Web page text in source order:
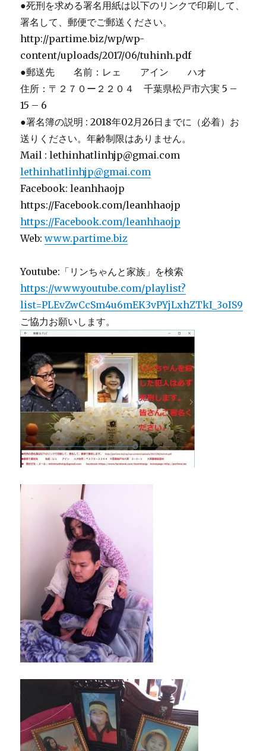
●死刑を求める署名用紙は以下のリンクで印刷して、
署名して、郵便でご郵送ください。
http://partime.biz/wp/wp-
content/uploads/2017/06/tuhinh.pdf
●郵送先 名前：レェ アイン ハオ
住所：〒２７０ー２２０４ 千葉県松戸市六実 5 –
15 – 6
●署名簿の説明 : 2018年02月26日までに（必着）お
送りください。年齢制限はありません。
Mail : lethinhatlinhjp@gmai.com
lethinhatlinhjp@gmai.com
Facebook: leanhhaojp
https://Facebook.com/leanhhaojp
https://Facebook.com/leanhhaojp
Web:www.partime.biz
Youtube:「リンちゃんと家族」を検索
https://www.youtube.com/playlist?
list=PLEvZwCcSm4u6mEK3vPYjLxhZTkI_3oIS9
ご協力お願いします。